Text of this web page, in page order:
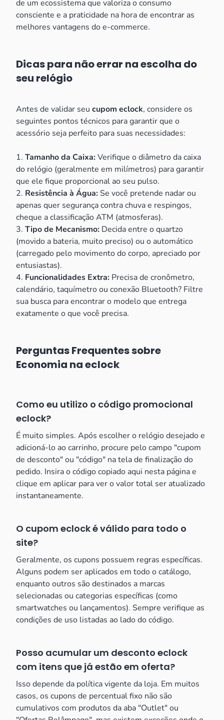
de um ecossistema que valoriza o consumo
consciente e a praticidade na hora de encontrar as
melhores vantagens do e-commerce.
Dicas para não errar na escolha do
seu relógio
Antes de validar seu cupom eclock, considere os
seguintes pontos técnicos para garantir que o
acessório seja perfeito para suas necessidades:
1. Tamanho da Caixa:Verifique o diâmetro da caixa
do relógio (geralmente em milímetros) para garantir
que ele fique proporcional ao seu pulso.
2. Resistência à Água:Se você pretende nadar ou
apenas quer segurança contra chuva e respingos,
cheque a classificação ATM (atmosferas).
3. Tipo de Mecanismo: Decida entre o quartzo
(movido a bateria, muito preciso) ou o automático
(carregado pelo movimento do corpo, apreciado por
entusiastas).
4. Funcionalidades Extra: Precisa de cronômetro,
calendário, taquímetro ou conexão Bluetooth? Filtre
sua busca para encontrar o modelo que entrega
exatamente o que você precisa.
Perguntas Frequentes sobre
Economia na eclock
Como eu utilizo o código promocional
eclock?
É muito simples. Após escolher o relógio desejado e
adicioná-lo ao carrinho, procure pelo campo "cupom
de desconto" ou "código" na tela de finalização do
pedido. Insira o código copiado aqui nesta página e
clique em aplicar para ver o valor total ser atualizado
instantaneamente.
O cupom eclock é válido para todo o
site?
Geralmente, os cupons possuem regras específicas.
Alguns podem ser aplicados em todo o catálogo,
enquanto outros são destinados a marcas
selecionadas ou categorias específicas (como
smartwatches ou lançamentos). Sempre verifique as
condições de uso listadas ao lado do código.
Posso acumular um desconto eclock
com itens que já estão em oferta?
Isso depende da política vigente da loja. Em muitos
casos, os cupons de percentual fixo não são
cumulativos com produtos da aba "Outlet" ou